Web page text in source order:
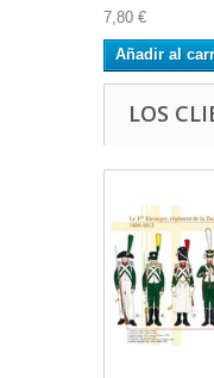
7,80 €
Añadir al
LOS